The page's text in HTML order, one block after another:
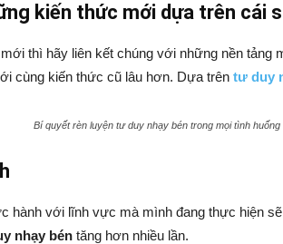
kiến thức mới dựa trên cái
thì hãy liên kết chúng với những nền
cùng kiến thức cũ lâu hơn. Dựa trên tư duy
Bí quyết rèn luyện tư duy nhạy bén trong mọi tình huống
hành với lĩnh vực mà mình đang thực hiện
nhạy bén tăng hơn nhiều lần.